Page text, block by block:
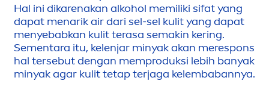
Hal ini dikarenakan alkohol memiliki sifat yang
dapat menarik air dari sel-sel kulit yang dapat
menyebabkan kulit terasa semakin kering.
Sementara itu, kelenjar minyak akan merespons
hal tersebut dengan memproduksi lebih banyak
minyak agar kulit tetap terjaga kelembabannya.